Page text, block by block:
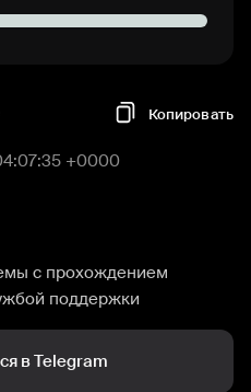
Копировать
+0000
с прохождением
поддержки
в Telegram